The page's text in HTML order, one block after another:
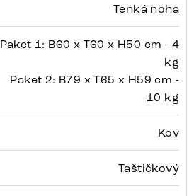
Tenká noha
Paket 1: B60 x T60 x H50 cm - 4
kg
Paket 2: B79 x T65 x H59 cm -
10 kg
Kov
Taštičkový